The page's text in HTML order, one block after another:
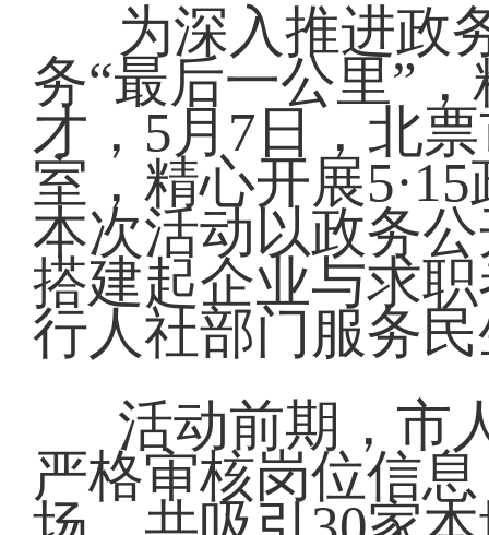
为深入推进政
务“最后一公里”
才，5月7日，北
室，精心开展
本次活动以政务
搭建起企业与求
行人社部门服务
活动前期，市
严格审核岗位信